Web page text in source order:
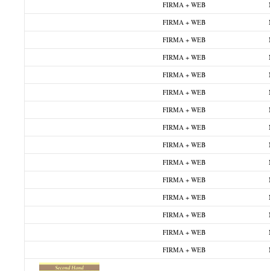
FIRMA + WEB
FIRMA + WEB
FIRMA + WEB
FIRMA + WEB
FIRMA + WEB
FIRMA + WEB
FIRMA + WEB
FIRMA + WEB
FIRMA + WEB
FIRMA + WEB
FIRMA + WEB
FIRMA + WEB
FIRMA + WEB
FIRMA + WEB
FIRMA + WEB